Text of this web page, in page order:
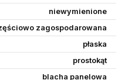
niewymienione
zagospodarowana
płaska
prostokąt
blacha panelowa